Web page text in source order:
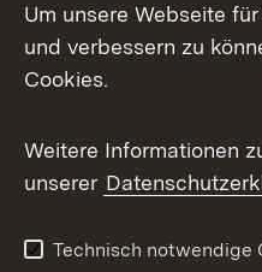
Mastodon
Messenger
Social Wall
X / Twitter
Youtube
Um unsere Webseite
und verbessern zu
Cookies.
Weitere Informationen
unserer
Technisch notwendige